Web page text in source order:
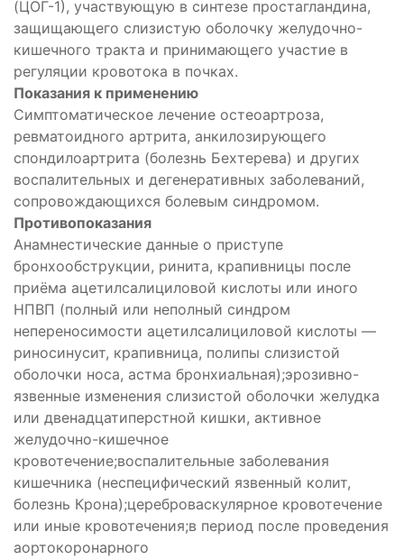
(ЦОГ-1), участвующую в синтезе простагландина,
защищающего слизистую оболочку желудочно-
кишечного тракта и принимающего участие в
регуляции кровотока в почках.
Показания к применению
Симптоматическое лечение остеоартроза,
ревматоидного артрита, анкилозирующего
спондилоартрита (болезнь Бехтерева) и других
воспалительных и дегенеративных заболеваний,
сопровождающихся болевым синдромом.
Противопоказания
Анамнестические данные о приступе
бронхообструкции, ринита, крапивницы после
приёма ацетилсалициловой кислоты или иного
НПВП (полный или неполный синдром
непереносимости ацетилсалициловой кислоты —
риносинусит, крапивница, полипы слизистой
оболочки носа, астма бронхиальная);эрозивно-
язвенные изменения слизистой оболочки желудка
или двенадцатиперстной кишки, активное
желудочно-кишечное
кровотечение;воспалительные заболевания
кишечника (неспецифический язвенный колит,
болезнь Крона);цереброваскулярное кровотечение
или иные кровотечения;в период после проведения
аортокоронарного